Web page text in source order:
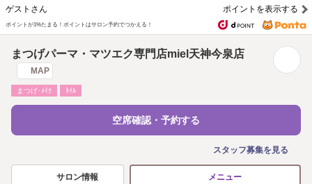
ゲストさん ポイントを表示する
ポイントが1%たまる！ ポイントはサロン予約でつかえる！
まつげパーマ・マツエク専門店miel天神今泉店
MAP
まつげ･ﾒｲｸ ﾈｲﾙ
空席確認・予約する
スタッフ募集を見る
サロン情報 メニュー